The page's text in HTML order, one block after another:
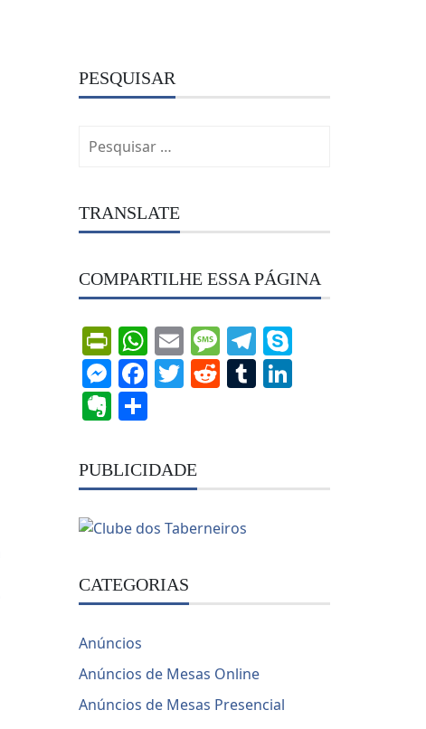
PESQUISAR
por:
TRANSLATE
COMPARTILHE ESSA PÁGINA
PrintFriendly
WhatsApp
EmailMessage
Telegram
Messenger
Facebook
Twitter
RedditTumblr
Evernote
PUBLICIDADE
CATEGORIAS
Anúncios
Anúncios de Mesas Online
Anúncios de Mesas Presencial